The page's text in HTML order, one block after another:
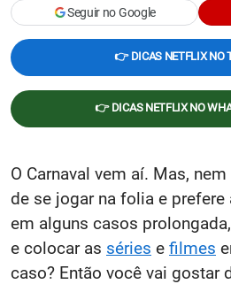
Seguir no Google
👉 DICAS NETFLIX NO
👉 DICAS NETFLIX NO
O Carnaval vem aí. Mas,
de se jogar na folia e
em alguns casos
e colocar as séries e filmes
caso? Então você vai gostar